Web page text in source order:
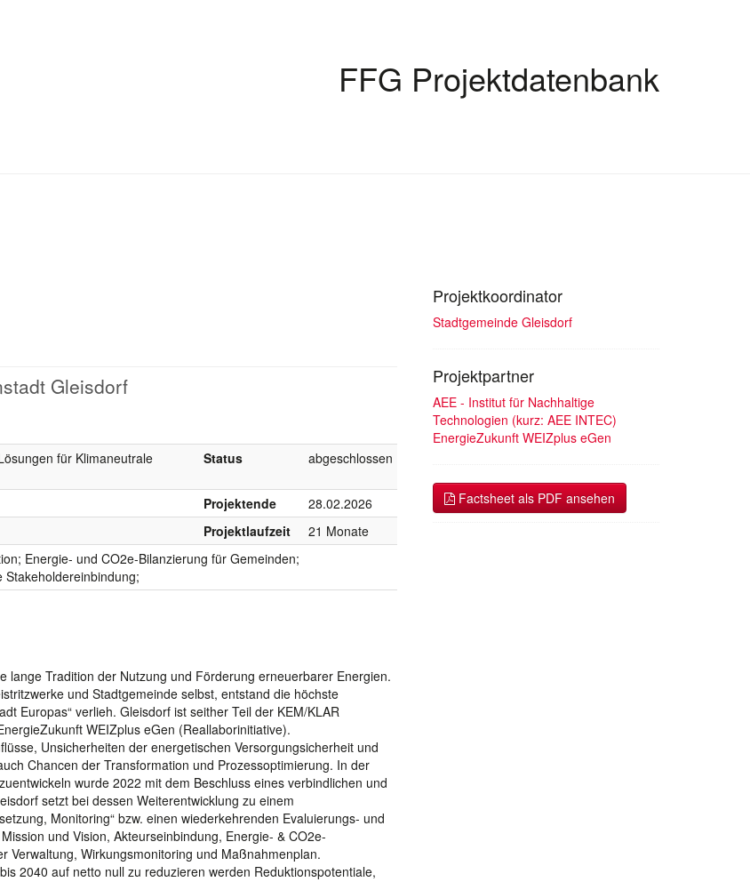
FFG Projektdatenbank
Gleisdorf
für Klimaneutrale
Status abgeschlossen
Projektende
28.02.2026
Projektlaufzeit
21 Monate
Energie- und CO2e-Bilanzierung für Gemeinden;
Tradition der Nutzung und Förderung erneuerbarer Energien.
und Stadtgemeinde selbst, entstand die höchste
Europas“ verlieh. Gleisdorf ist seither Teil der KEM/KLAR
WEIZplus eGen (Reallaborinitiative).
Unsicherheiten der energetischen Versorgungsicherheit und
Chancen der Transformation und Prozessoptimierung. In der
wurde 2022 mit dem Beschluss eines verbindlichen und
setzt bei dessen Weiterentwicklung zu einem
Monitoring“ bzw. einen wiederkehrenden Evaluierungs- und
und Vision, Akteurseinbindung, Energie- & CO2e-
Verwaltung, Wirkungsmonitoring und Maßnahmenplan.
2040 auf netto null zu reduzieren werden Reduktionspotentiale,
Projektkoordinator
Stadtgemeinde Gleisdorf
Projektpartner
AEE - Institut für Nachhaltige
Technologien (kurz: AEE INTEC)
EnergieZukunft WEIZplus eGen
Factsheet als PDF ansehen